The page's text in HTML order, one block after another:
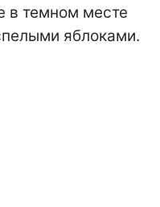
в темном месте
яблоками.